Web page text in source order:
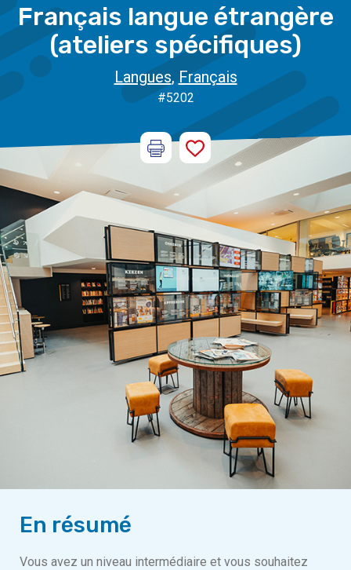
Français langue étrangère
(ateliers spécifiques)
Langues, Français
#5202
En résumé
Vous avez un niveau intermédiaire et vous souhaitez